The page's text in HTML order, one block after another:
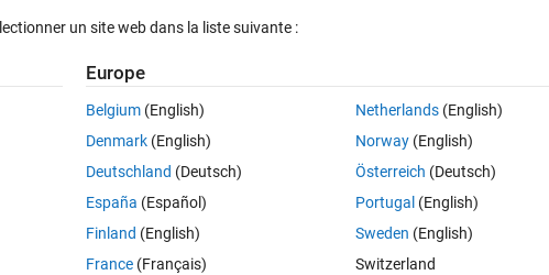
in the attached picture?
un site web dans la liste suivante :
Europe
Belgium (English)
Denmark (English)
Deutschland (Deutsch)
España (Español)
Finland (English)
France (Français)
Netherlands(English)
Norway(English)
Österreich (Deutsch)
Portugal (English)
Sweden (English)
Switzerland